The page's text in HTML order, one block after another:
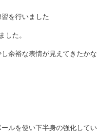
を行いました
した。
余裕な表情が見えてきたか
ルを使い下半身の強化して